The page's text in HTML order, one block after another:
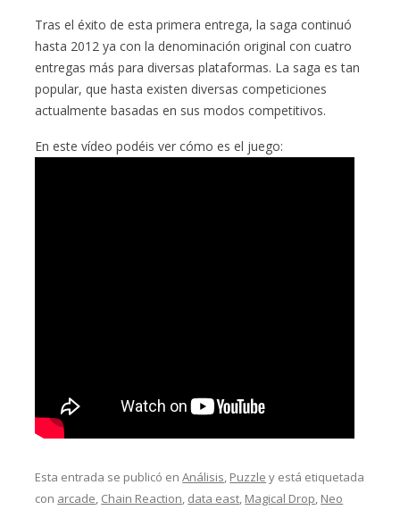
Tras el éxito de esta primera entrega, la saga continuó
hasta 2012 ya con la denominación original con cuatro
entregas más para diversas plataformas. La saga es tan
popular, que hasta existen diversas competiciones
actualmente basadas en sus modos competitivos.
En este vídeo podéis ver cómo es el juego:
Esta entrada se publicó enAnálisis, Puzzle y está etiquetada
con arcade, Chain Reaction, data east, Magical Drop, Neo